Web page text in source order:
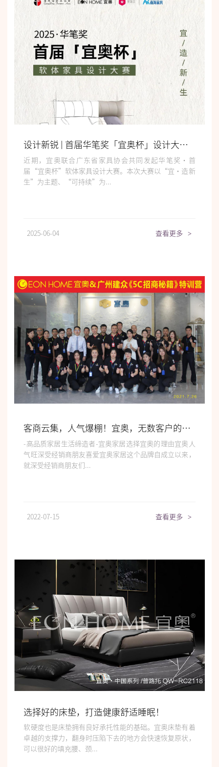
设计新锐 | 首届华笔奖「宜奥杯」设计大赛火热征集中！
近期，宜奥联合广东省家具协会共同发起华笔奖·首
届“宜奥杯”软体家具设计大赛。本次大赛以“宜·造新
生”为主题、“可持续”为...
2025-06-04 查看更多 >
客商云集，人气爆棚！宜奥，无数客户的信赖之选！
-高品质家居生活缔造者-宜奥家居选择宜奥的理由宜奥人
气旺深受经销商朋友喜爱宜奥家居这个品牌自成立以来，
就深受经销商朋友们...
2022-07-15 查看更多 >
选择好的床垫，打造健康舒适睡眠！
软硬度也是床垫拥有良好承托性能的基础。宜奥床垫有着
卓越的支撑力，翻身时压陷下去的地方会快速恢复原状，
可以很好的填充腰、颈...